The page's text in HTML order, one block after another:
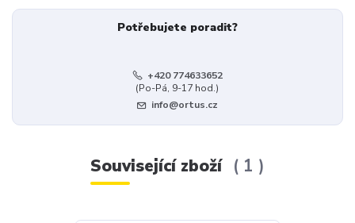
Potřebujete poradit?
+420 774633652
(Po-Pá, 9-17 hod.)
info@ortus.cz
Související zboží 1